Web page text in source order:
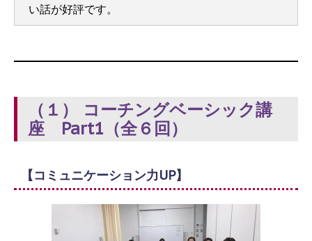
い話が好評です。
（１） コーチングベーシック講
座 Part1（全６回）
【コミュニケーション力UP】